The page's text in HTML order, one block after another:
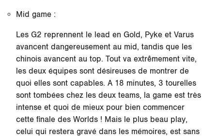
Mid game :
Les G2 reprennent le lead en Gold, Pyke et Varus
avancent dangereusement au mid, tandis que les
chinois avancent au top. Tout va extrêmement vite,
les deux équipes sont désireuses de montrer de
quoi elles sont capables. A 18 minutes, 3 tourelles
sont tombées chez les deux teams, la game est très
intense et quoi de mieux pour bien commencer
cette finale des Worlds ! Mais le plus beau play,
celui qui restera gravé dans les mémoires, est sans